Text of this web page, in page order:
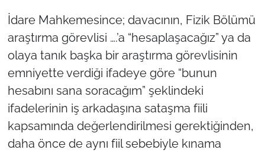
İdare Mahkemesince; davacının, Fizik Bölümü
araştırma görevlisi ….’a “hesaplaşacağız” ya da
olaya tanık başka bir araştırma görevlisinin
emniyette verdiği ifadeye göre “bunun
hesabını sana soracağım” şeklindeki
ifadelerinin iş arkadaşına sataşma fiili
kapsamında değerlendirilmesi gerektiğinden,
daha önce de aynı fiil sebebiyle kınama